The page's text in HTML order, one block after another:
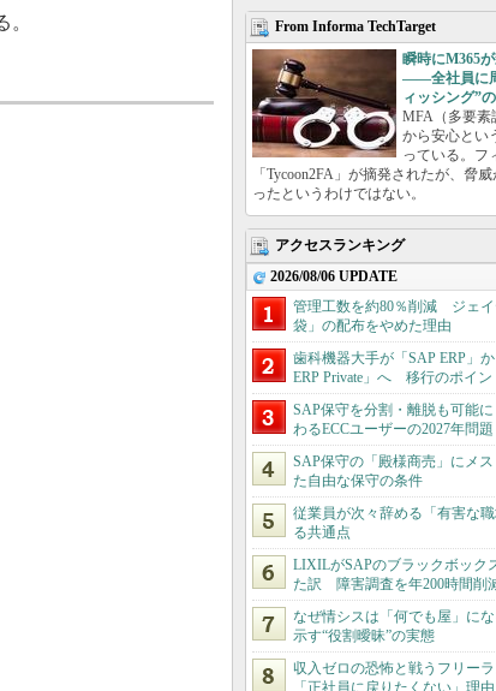
From Informa TechTarget
瞬時にM365
――全社員に
ィッシング”
MFA（多要素
から安心とい
っている。フ
「Tycoon2FA」が摘発されたが、脅
ったというわけではない。
アクセスランキング
2026/08/06 UPDATE
管理工数を約80％削減 ジェ
袋」の配布をやめた理由
歯科機器大手が「SAP ERP」
ERP Private」へ 移行のポイン
SAP保守を分割・離脱も可能
わるECCユーザーの2027年問題
SAP保守の「殿様商売」にメ
た自由な保守の条件
従業員が次々辞める「有害な
る共通点
LIXILがSAPのブラックボック
た訳 障害調査を年200時間削
なぜ情シスは「何でも屋」に
示す“役割曖昧”の実態
収入ゼロの恐怖と戦うフリー
「正社員に戻りたくない」理由